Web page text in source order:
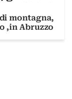
montagna,
,in Abruzzo